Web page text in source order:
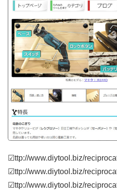
☑ttp://www.diytool.biz/
☑ttp://www.diytool.biz/
☑ttp://www.diytool.biz/